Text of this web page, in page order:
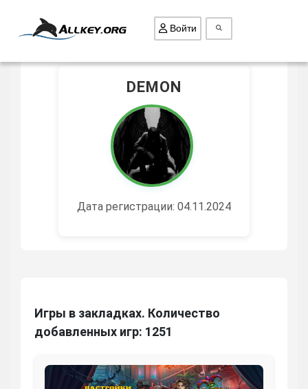
ПОИСК ПРЕДМЕТОВ
СТРАТЕГИИ
Войти
DEMON
Дата регистрации: 04.11.2024
Игры в закладках. Количество
добавленных игр: 1251